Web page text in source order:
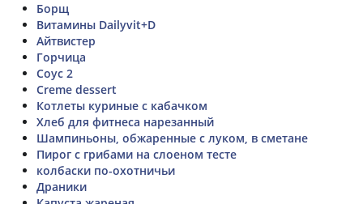
Борщ
Витамины Dailyvit+D
Айтвистер
Горчица
Соус 2
Creme dessert
Котлеты куриные с кабачком
Хлеб для фитнеса нарезанный
Шампиньоны, обжаренные с луком, в сметане
Пирог с грибами на слоеном тесте
колбаски по-охотничьи
Драники